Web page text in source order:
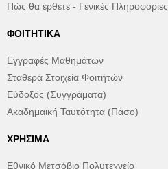
Πώς θα έρθετε - Γενικές Πληροφορίες
ΦΟΙΤΗΤΙΚΆ
Εγγραφές Μαθημάτων
Σταθερά Στοιχεία Φοιτήτών
Εύδοξος (Συγγράματα)
Ακαδημαϊκή Ταυτότητα (Πάσο)
ΧΡΉΣΙΜΑ
Εθνικό Μετσόβιο Πολυτεχνείο